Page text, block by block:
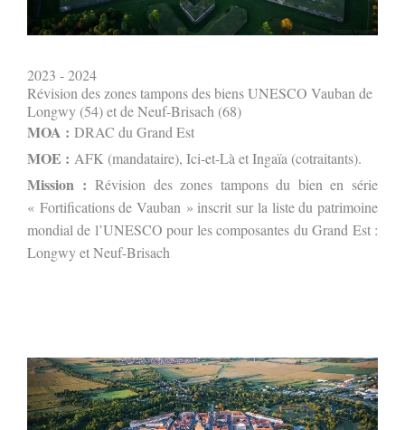
2023 - 2024
Révision des zones tampons des biens UNESCO Vauban de
Longwy (54) et de Neuf-Brisach (68)
MOA : DRAC du Grand Est
MOE : AFK (mandataire), Ici-et-Là et Ingaïa (cotraitants).
Mission : Révision des zones tampons du bien en série
« Fortifications de Vauban » inscrit sur la liste du patrimoine
mondial de l’UNESCO pour les composantes du Grand Est :
Longwy et Neuf-Brisach